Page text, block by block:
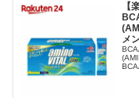
【
メ